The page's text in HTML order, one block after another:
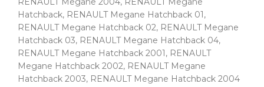
Hatchback, RENAULT Megane Hatchback 01 ,
RENAULT Megane Hatchback 02, RENAULT Megane
Hatchback 03, RENAULT Megane Hatchback 04,
RENAULT Megane Hatchback 2001 , RENAULT
Megane Hatchback 2002, RENAULT Megane
Hatchback 2003, RENAULT Megane Hatchback 2004